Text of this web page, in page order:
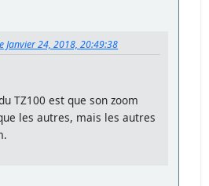
Janvier 24, 2018, 20:49:38
TZ100 est que son zoom
les autres, mais les autres